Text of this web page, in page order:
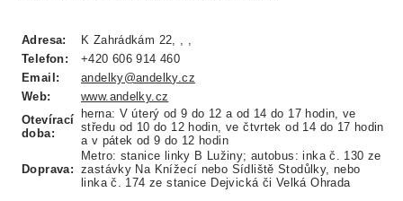
Adresa:
K Zahrádkám 22, , ,
Telefon:
+420 606 914 460
Email:
andelky@andelky.cz
Web:
www.andelky.cz
Otevírací
doba:
herna: V úterý od 9 do 12 a od 14 do 17 hodin, ve
středu od 10 do 12 hodin, ve čtvrtek od 14 do 17 hodin
a v pátek od 9 do 12 hodin
Doprava:
Metro: stanice linky B Lužiny; autobus: inka č. 130 ze
zastávky Na Knížecí nebo Sídliště Stodůlky, nebo
linka č. 174 ze stanice Dejvická či Velká Ohrada